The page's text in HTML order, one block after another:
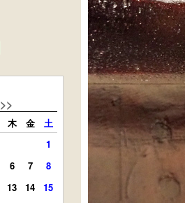
>>
木 金
土
1
6 7
8
13 14
15
2026 9 月 <<
月 水 木 金
1
2 3 4